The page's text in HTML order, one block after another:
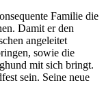
Familie die
Damit er den
angeleitet
sowie die
mit sich bringt.
sein. Seine neue